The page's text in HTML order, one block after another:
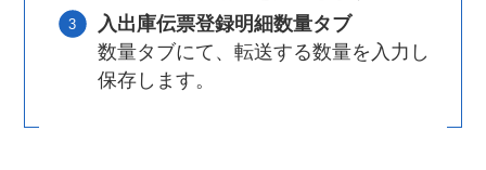
入出庫伝票登録明細数量タブ
数量タブにて、転送する数量を入力し
保存します。